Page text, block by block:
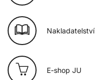
Nakladatelství
E-shop JU